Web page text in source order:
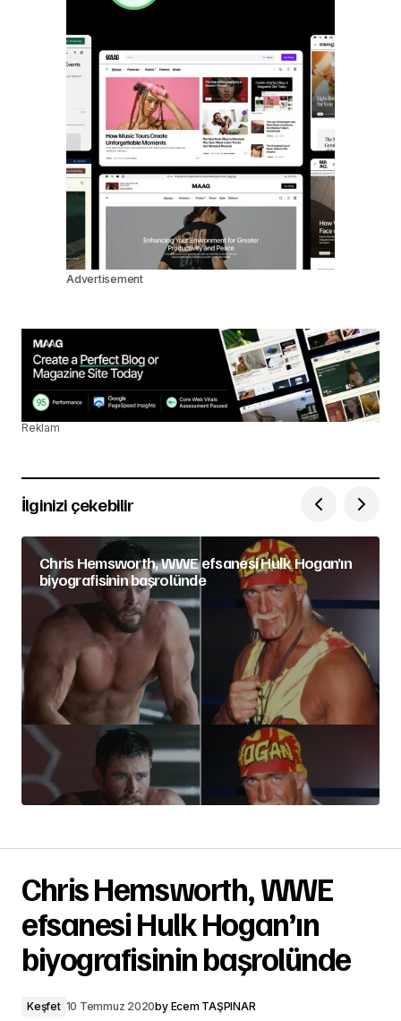
Advertisement
Reklam
İlginizi çekebilir
Chris Hemsworth, WWE efsanesi Hulk Hogan’ın
biyografisinin başrolünde
Chris Hemsworth, WWE
efsanesi Hulk Hogan’ın
biyografisinin başrolünde
Keşfet 10 Temmuz 2020by Ecem TAŞPINAR